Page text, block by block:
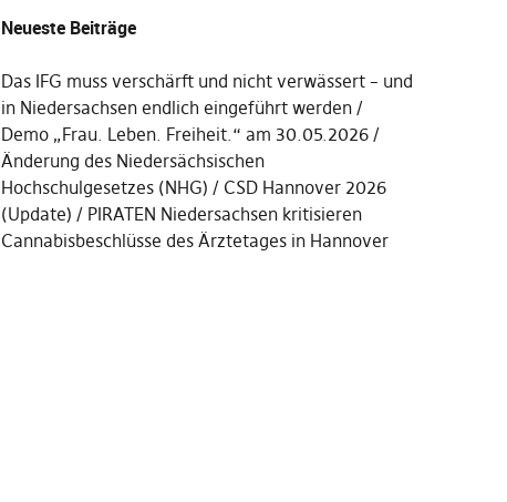
Neueste Beiträge
Das IFG muss verschärft und nicht verwässert – und
in Niedersachsen endlich eingeführt werden
Demo „Frau. Leben. Freiheit.“ am 30.05.2026
Änderung des Niedersächsischen
Hochschulgesetzes (NHG)
CSD Hannover 2026
(Update)
PIRATEN Niedersachsen kritisieren
Cannabisbeschlüsse des Ärztetages in Hannover